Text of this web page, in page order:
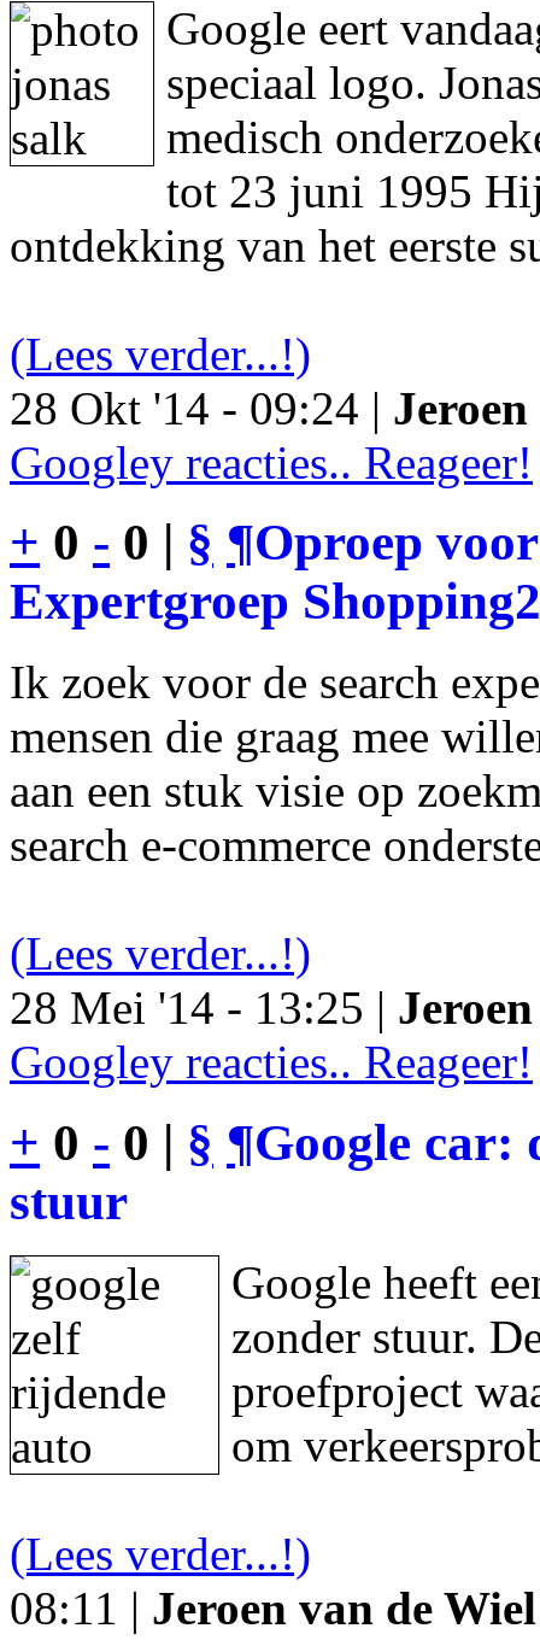
Google eert
speciaal logo.
medisch
tot 23 juni 1995
ontdekking van het eerste
(Lees verder...!)
28 Okt '14 - 09:24 |
Googley reacties.. Reageer!
+ 0 - 0 | § ¶Oproep
Expertgroep
Ik zoek voor de search
mensen die graag mee
aan een stuk visie op
search e-commerce
(Lees verder...!)
28 Mei '14 - 13:25 |
Googley reacties.. Reageer!
+ 0 - 0 | § ¶Google car:
stuur
Google heeft
zonder stuur.
proefproject
om
(Lees verder...!)
08:11 | Jeroen van de Wiel